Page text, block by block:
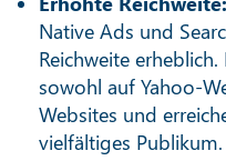
Native Ads und
Reichweite
sowohl auf Yahoo-
Websites und
vielfältiges Publikum.